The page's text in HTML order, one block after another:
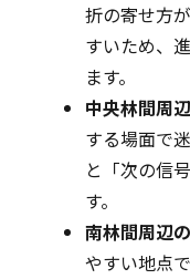
折の寄せ方
すいため、
ます。
中央林間周
する場面で
と「次の信
す。
南林間周辺
やすい地点